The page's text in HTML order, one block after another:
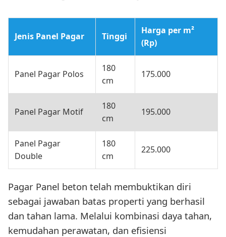
Jenis Panel Pagar Tinggi
Harga per m²
(Rp)
Panel Pagar Polos
180
cm
175.000
Panel Pagar Motif
180
cm
195.000
Panel Pagar
Double
180
cm
225.000
Pagar Panel beton telah membuktikan diri
sebagai jawaban batas properti yang berhasil
dan tahan lama. Melalui kombinasi daya tahan,
kemudahan perawatan, dan efisiensi